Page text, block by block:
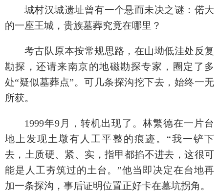
城村汉城遗址曾有一个悬而未决之谜：偌大
的一座王城，贵族墓葬究竟在哪里？
考古队原本按常规思路，在山坳低洼处反复
勘探，还请来南京的地磁勘探专家，圈定了多
处“疑似墓葬点”。可几条探沟挖下去，始终一无
所获。
1999年9月，转机出现了。林繁德在一片台
地上发现土墩有人工平整的痕迹。“我一铲下
去，土质硬、紧、实，指甲都掐不进去，这很可
能是人工夯筑过的土台。”他当即决定在台地再
加一条探沟，事后证明位置正好卡在墓坑拐角。